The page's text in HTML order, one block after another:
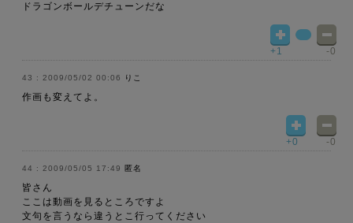
ドラゴンボールデチューンだな
+1 -0
2009/05/02 00:06 りこ
作画も変えてよ。
+0 -0
2009/05/05 17:49 匿名
皆さん
ここは動画を見るところですよ
文句を言うなら違うとこ行ってください